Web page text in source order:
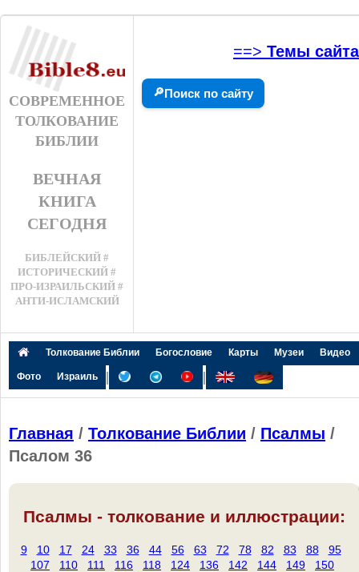
СОВРЕМЕННОЕ
ТОЛКОВАНИЕ
БИБЛИИ
ВЕЧНАЯ
КНИГА
СЕГОДНЯ
БИБЛЕЙСКИЙ #
ИСТОРИЧЕСКИЙ #
ПРО-ИЗРАИЛЬСКИЙ #
АНТИ-ИСЛАМСКИЙ
==> Темы сайта
🔎Поиск по сайту
Толкование Библии Богословие Карты Музеи Видео
Фото Израиль | |
Главная / Толкование Библии / Псалмы /
Псалом 36
Псалмы - толкование и иллюстрации:
9 10 17 24 33 36 44 56 63 72 78 82 83 88
95
107
110 111 116 118 124 136 142 144 149
150